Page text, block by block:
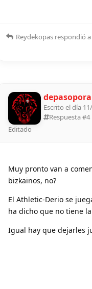
Reydekopas respondió
Escrito el día
Respuesta #4
Editado
Muy pronto van a
bizkainos, no?
El Athletic-Derio se
ha dicho que no tiene
Igual hay que dejarles